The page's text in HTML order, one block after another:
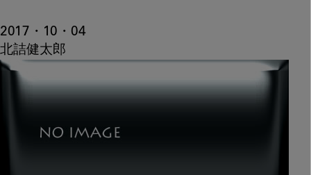
2017・10・04
北詰健太郎